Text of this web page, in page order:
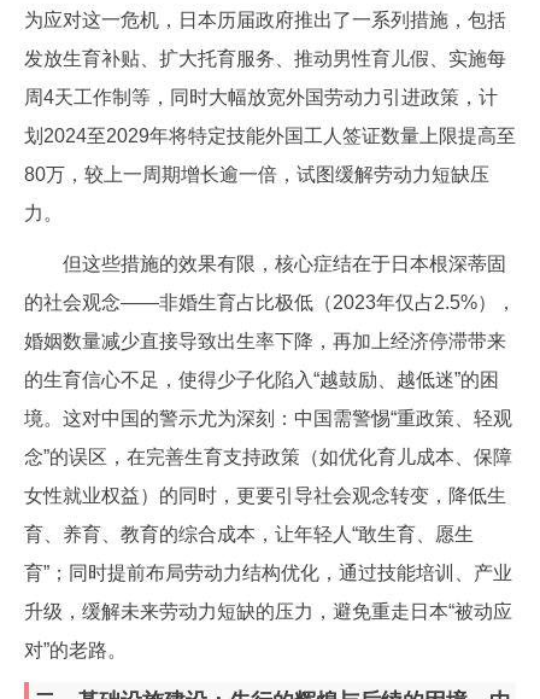
为应对这一危机，日本历届政府推出了一系列措施，包括
发放生育补贴、扩大托育服务、推动男性育儿假、实施每
周4天工作制等，同时大幅放宽外国劳动力引进政策，计
划2024至2029年将特定技能外国工人签证数量上限提高至
80万，较上一周期增长逾一倍，试图缓解劳动力短缺压
力。
但这些措施的效果有限，核心症结在于日本根深蒂固
的社会观念——非婚生育占比极低（2023年仅占2.5%），
婚姻数量减少直接导致出生率下降，再加上经济停滞带来
的生育信心不足，使得少子化陷入“越鼓励、越低迷”的困
境。这对中国的警示尤为深刻：中国需警惕“重政策、轻观
念”的误区，在完善生育支持政策（如优化育儿成本、保障
女性就业权益）的同时，更要引导社会观念转变，降低生
育、养育、教育的综合成本，让年轻人“敢生育、愿生
育”；同时提前布局劳动力结构优化，通过技能培训、产业
升级，缓解未来劳动力短缺的压力，避免重走日本“被动应
对”的老路。